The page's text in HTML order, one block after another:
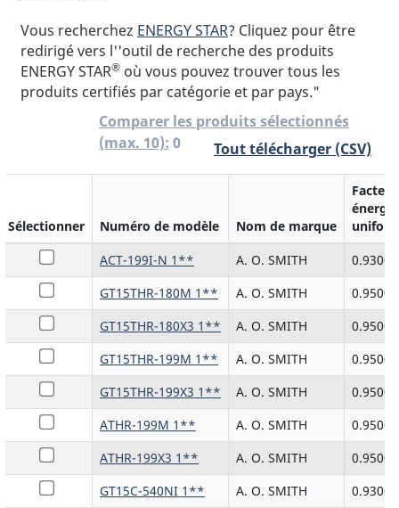
Vous recherchez ENERGY STAR? Cliquez pour être
redirigé vers l''outil de recherche des produits
ENERGY STAR® où vous pouvez trouver tous les
produits certifiés par catégorie et par pays."
Comparer les produits sélectionnés
(max. 10): 0 Tout télécharger (CSV)
Sélectionner Numéro de modèle Nom de marque
Facteur
ACT-199I-N 1**
A. O. SMITH
0.9300
GT15THR-180M 1**
A. O. SMITH
0.9500
GT15THR-180X3 1**
A. O. SMITH
0.9500
GT15THR-199M 1**
A. O. SMITH
0.9500
GT15THR-199X3 1**
A. O. SMITH
0.9500
ATHR-199M 1**
A. O. SMITH
0.9500
ATHR-199X3 1**
A. O. SMITH
0.9500
GT15C-540NI 1**
A. O. SMITH
0.9300